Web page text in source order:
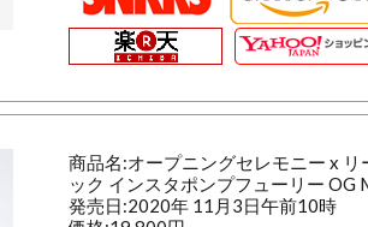
商品名:オープニングセレモニー x リ
ック インスタポンプフューリー OG
発売日:2020年 11月3日午前10時